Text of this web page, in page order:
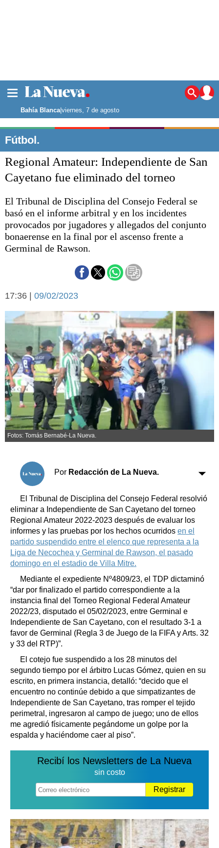
Noticias
La ciudad
Punta Alta
El mundo
Seguridad
Deportes
Escenario Olímpico
Liga del Sur
Básquetbol
Fútbol
Aplausos
Cines
Economía y campo
Espacio empresas
Sociedad y tiempo
Sociedad
Tecnología
Turismo
Salud
Es viral
El tiempo
Cartón Lleno
Fúnebres
Clasificados
Suplementos
Transportes
Loterías
Datos Útiles
Fúnebres
Edictos
Teléfonos de urgencia
Bahía Blanca|viernes, 7 de agosto
Fútbol.
Regional Amateur: Independiente de San
Cayetano fue eliminado del torneo
El Tribunal de Disciplina del Consejo Federal se
basó en el informe arbitral y en los incidentes
provocados por jugadores y allegados del conjunto
bonaerense en la final por el ascenso frente a
Germinal de Rawson.
17:36 | 09/02/2023
Fotos: Tomás Bernabé-La Nueva.
Por Redacción de La Nueva.
El Tribunal de Disciplina del Consejo Federal resolvió
eliminar a Independiente de San Cayetano del torneo
Regional Amateur 2022-2023 después de evaluar los
informes y las pruebas por los hechos ocurridos en el
partido suspendido entre el elenco que representa a la
Liga de Necochea y Germinal de Rawson, el pasado
domingo en el estadio de Villa Mitre.
Mediante el expediente Nº4809/23, el TDP dictaminó
“dar por finalizado el partido correspondiente a la
instancia final del Torneo Regional Federal Amateur
2022/23, disputado el 05/02/2023, entre Germinal e
Independiente de San Cayetano, con el resultado 3-1 a
favor de Germinal (Regla 3 de Juego de la FIFA y Arts. 32
y 33 del RTP)”.
El cotejo fue suspendido a los 28 minutos del
segundo tiempo por el árbitro Lucas Gómez, quien en su
escrito, en primera instancia, detalló: “decido que el
encuentro no continúe debido a que simpatizantes de
Independiente de San Cayetano, tras romper el tejido
perimetral, ingresaron al campo de juego; uno de ellos
me agredió físicamente pegándome un golpe por la
espalda y haciéndome caer al piso”.
Recibí los Newsletters de La Nueva
sin costo
Registrar